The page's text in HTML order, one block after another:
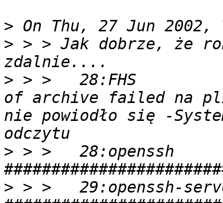
>
> > > Jak dobrze, że
> > >   28:FHS
of archive failed na
nie powiodło się -
> > >   28:openssh
> > >   29:openssh-